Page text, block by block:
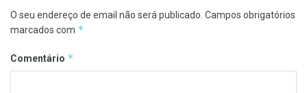
O seu endereço de email não será publicado. Campos obrigatórios
marcados com *
Comentário *